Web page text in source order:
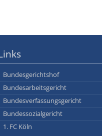
Bundesgerichtshof
Bundesarbeitsgericht
Bundesverfassungsgericht
Bundessozialgericht
1. FC Köln